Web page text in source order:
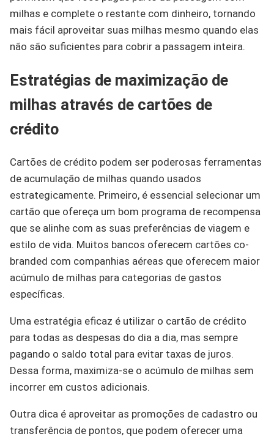
milhas e complete o restante com dinheiro, tornando
mais fácil aproveitar suas milhas mesmo quando elas
não são suficientes para cobrir a passagem inteira.
Estratégias de maximização de
milhas através de cartões de
crédito
Cartões de crédito podem ser poderosas ferramentas
de acumulação de milhas quando usados
estrategicamente. Primeiro, é essencial selecionar um
cartão que ofereça um bom programa de recompensa
que se alinhe com as suas preferências de viagem e
estilo de vida. Muitos bancos oferecem cartões co-
branded com companhias aéreas que oferecem maior
acúmulo de milhas para categorias de gastos
específicas.
Uma estratégia eficaz é utilizar o cartão de crédito
para todas as despesas do dia a dia, mas sempre
pagando o saldo total para evitar taxas de juros.
Dessa forma, maximiza-se o acúmulo de milhas sem
incorrer em custos adicionais.
Outra dica é aproveitar as promoções de cadastro ou
transferência de pontos, que podem oferecer uma